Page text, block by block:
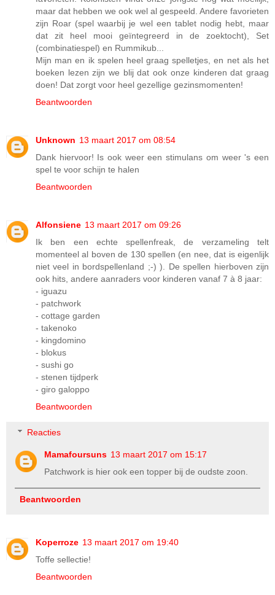
maar dat hebben we ook wel al gespeeld. Andere favorieten
zijn Roar (spel waarbij je wel een tablet nodig hebt, maar
dat zit heel mooi geïntegreerd in de zoektocht), Set
(combinatiespel) en Rummikub...
Mijn man en ik spelen heel graag spelletjes, en net als het
boeken lezen zijn we blij dat ook onze kinderen dat graag
doen! Dat zorgt voor heel gezellige gezinsmomenten!
Beantwoorden
Unknown 13 maart 2017 om 08:54
Dank hiervoor! Is ook weer een stimulans om weer 's een
spel te voor schijn te halen
Beantwoorden
Alfonsiene 13 maart 2017 om 09:26
Ik ben een echte spellenfreak, de verzameling telt
momenteel al boven de 130 spellen (en nee, dat is eigenlijk
niet veel in bordspellenland ;-) ). De spellen hierboven zijn
ook hits, andere aanraders voor kinderen vanaf 7 à 8 jaar:
- iguazu
- patchwork
- cottage garden
- takenoko
- kingdomino
- blokus
- sushi go
- stenen tijdperk
- giro galoppo
Beantwoorden
Reacties
Mamafoursuns 13 maart 2017 om 15:17
Patchwork is hier ook een topper bij de oudste zoon.
Beantwoorden
Koperroze 13 maart 2017 om 19:40
Toffe sellectie!
Beantwoorden